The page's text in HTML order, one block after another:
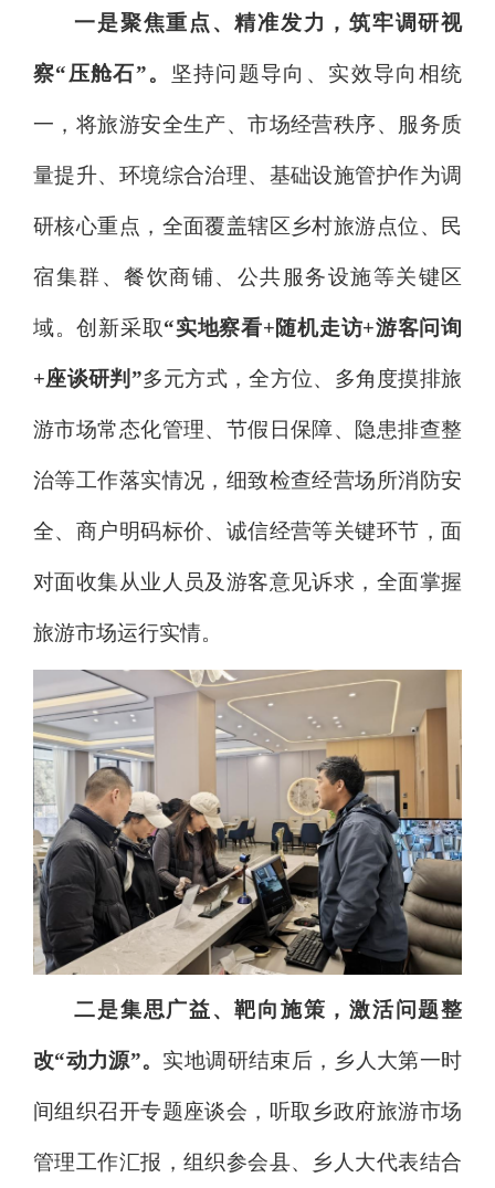
一是聚焦重点、精准发力，筑牢调研视
察“压舱石”。 坚持问题导向、实效导向相统
一，将旅游安全生产、市场经营秩序、服务质
量提升、环境综合治理、基础设施管护作为调
研核心重点，全面覆盖辖区乡村旅游点位、民
宿集群、餐饮商铺、公共服务设施等关键区
域。创新采取“实地察看+随机走访+游客问询
+座谈研判”多元方式，全方位、多角度摸排旅
游市场常态化管理、节假日保障、隐患排查整
治等工作落实情况，细致检查经营场所消防安
全、商户明码标价、诚信经营等关键环节，面
对面收集从业人员及游客意见诉求，全面掌握
旅游市场运行实情。
二是集思广益、靶向施策，激活问题整
改“动力源”。 实地调研结束后，乡人大第一时
间组织召开专题座谈会，听取乡政府旅游市场
管理工作汇报，组织参会县、乡人大代表结合